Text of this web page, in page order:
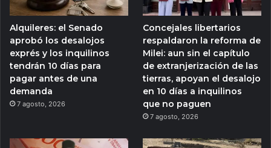
Alquileres: el Senado
aprobó los desalojos
exprés y los inquilinos
tendrán 10 días para
pagar antes de una
demanda
7 agosto, 2026
Concejales libertarios
respaldaron la reforma de
Milei: aun sin el capítulo
de extranjerización de las
tierras, apoyan el desalojo
en 10 días a inquilinos
que no paguen
7 agosto, 2026